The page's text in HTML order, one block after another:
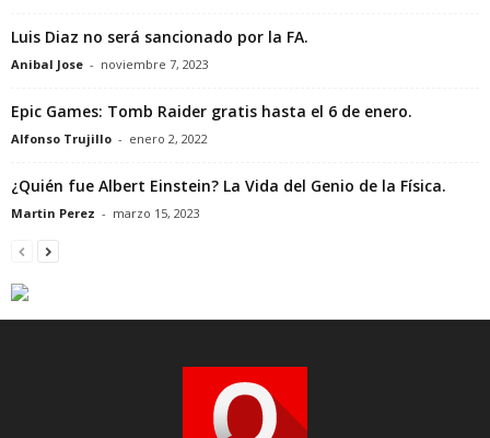
Luis Diaz no será sancionado por la FA.
Anibal Jose - noviembre 7, 2023
Epic Games: Tomb Raider gratis hasta el 6 de enero.
Alfonso Trujillo - enero 2, 2022
¿Quién fue Albert Einstein? La Vida del Genio de la Física.
Martin Perez - marzo 15, 2023